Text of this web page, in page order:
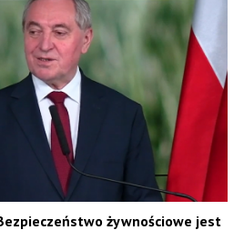
żywnościowe jest